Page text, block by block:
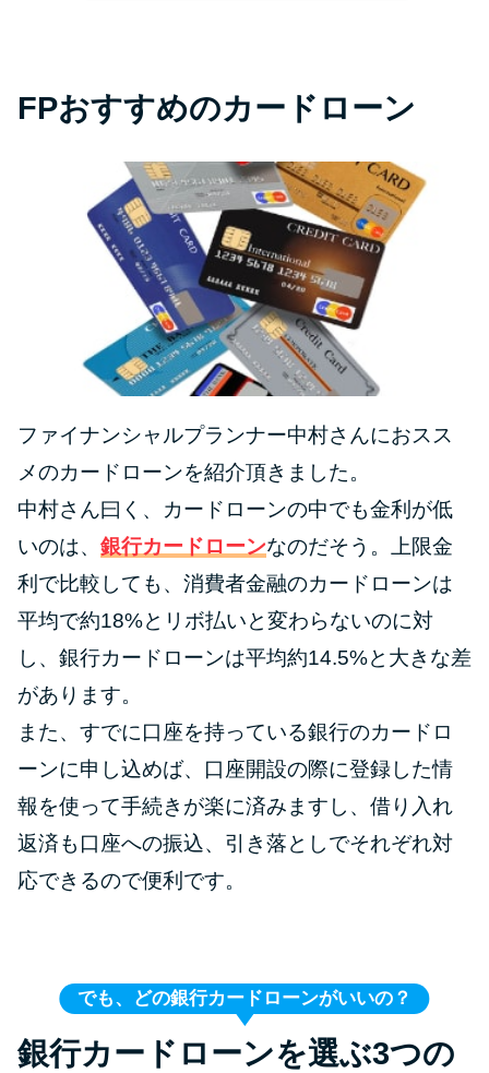
FPおすすめのカードローン
ファイナンシャルプランナー中村さんにおスス
メのカードローンを紹介頂きました。
中村さん曰く、カードローンの中でも金利が低
いのは、 銀行カードローンなのだそう。上限金
利で比較しても、消費者金融のカードローンは
平均で約18%とリボ払いと変わらないのに対
し、銀行カードローンは平均約14.5%と大きな差
があります。
また、すでに口座を持っている銀行のカードロ
ーンに申し込めば、口座開設の際に登録した情
報を使って手続きが楽に済みますし、借り入れ
返済も口座への振込、引き落としでそれぞれ対
応できるので便利です。
でも、どの銀行カードローンがいいの？
銀行カードローンを選ぶ3つの